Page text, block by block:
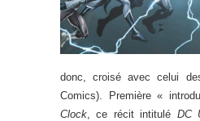
donc, croisé avec celui
Comics). Première «
Clock, ce récit intitulé DC